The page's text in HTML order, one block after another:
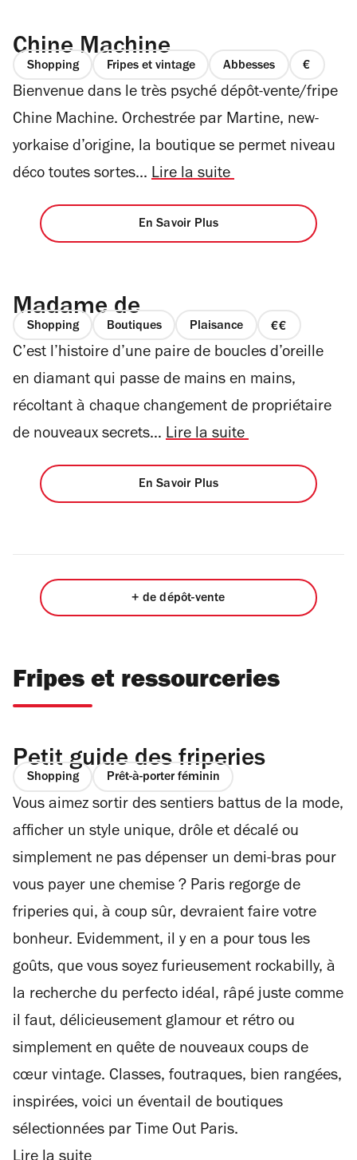
Chine Machine
Shopping Fripes et vintage Abbesses
prix
1
Bienvenue dans le très psyché dépôt-vente/fripe
Chine Machine. Orchestrée par Martine, new-
yorkaise d’origine, la boutique se permet niveau
déco toutes sortes... Lire la suite
En Savoir Plus
Madame de
Shopping Boutiques Plaisance
prix
2
C’est l’histoire d’une paire de boucles d’oreille
en diamant qui passe de mains en mains,
récoltant à chaque changement de propriétaire
de nouveaux secrets… Lire la suite
En Savoir Plus
+ de dépôt-vente
Fripes et ressourceries
Petit guide des friperies
Shopping Prêt-à-porter féminin
Vous aimez sortir des sentiers battus de la mode,
afficher un style unique, drôle et décalé ou
simplement ne pas dépenser un demi-bras pour
vous payer une chemise ? Paris regorge de
friperies qui, à coup sûr, devraient faire votre
bonheur. Evidemment, il y en a pour tous les
goûts, que vous soyez furieusement rockabilly, à
la recherche du perfecto idéal, râpé juste comme
il faut, délicieusement glamour et rétro ou
simplement en quête de nouveaux coups de
cœur vintage. Classes, foutraques, bien rangées,
inspirées, voici un éventail de boutiques
sélectionnées par Time Out Paris.